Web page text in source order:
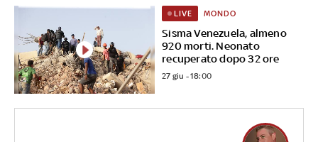
Sisma Venezuela, almeno
920 morti. Neonato
recuperato dopo 32 ore
LIVE MONDO
27 giu - 18:00